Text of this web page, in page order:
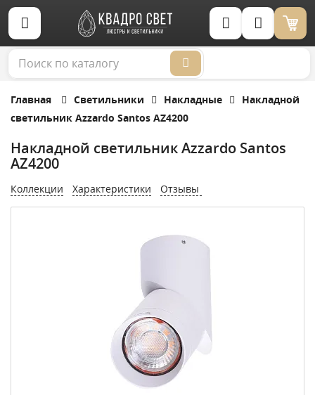
Корзина (0)
Главная Светильники Накладные
Накладной
светильник Azzardo Santos AZ4200
Накладной светильник Azzardo Santos
AZ4200
Коллекции Характеристики Отзывы